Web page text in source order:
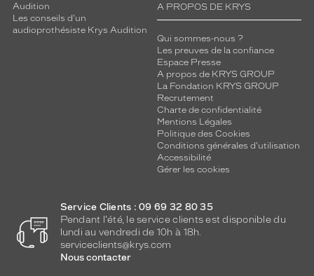
Audition
Les conseils d'un
audioprothésiste Krys Audition
A PROPOS DE KRYS
Qui sommes-nous ?
Les preuves de la confiance
Espace Presse
A propos de KRYS GROUP
La Fondation KRYS GROUP
Recrutement
Charte de confidentialité
Mentions Légales
Politique des Cookies
Conditions générales d'utilisation
Accessibilité
Gérer les cookies
Service Clients : 09 69 32 80 35
Pendant l'été, le service clients est disponible du
lundi au vendredi de 10h à 18h.
serviceclients@krys.com
Nous contacter